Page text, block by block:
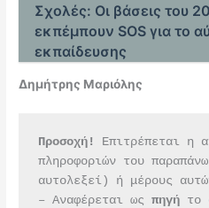
Σχολές: Οι βάσεις του
εκπέμπουν SOS για το
εκπαίδευσης
Δημήτρης Μαριόλης
Προσοχή!
Επιτρέπεται η
πληροφοριών του
αυτολεξεί) ή μέρους
– Αναφέρεται ως πηγή το